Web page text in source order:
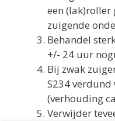
een
zuigende
Behandel
+/- 24 uur
Bij zwak
S234
(verhouding
Verwijder